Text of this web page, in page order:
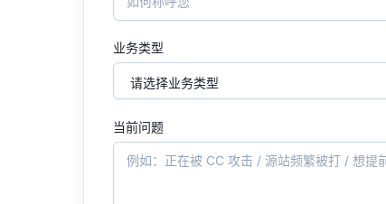
业务类型
当前问题